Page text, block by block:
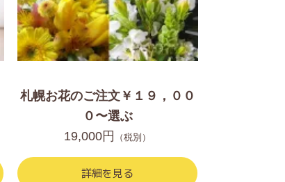
札幌お花のご注文￥１９，００
０〜選ぶ
19,000円
（税別）
詳細を見る